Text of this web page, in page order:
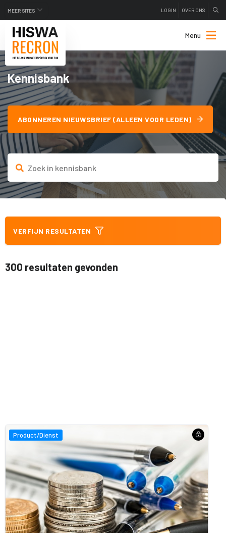
MEER SITES LOGIN OVER ONS
Menu
Kennisbank
ABONNEREN NIEUWSBRIEF (ALLEEN VOOR LEDEN)
VERFIJN RESULTATEN
300 resultaten gevonden
Product/Dienst